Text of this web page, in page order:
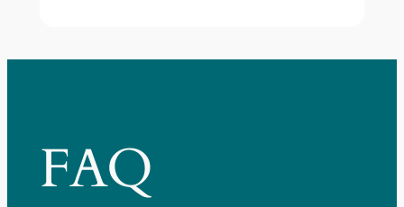
FAQ